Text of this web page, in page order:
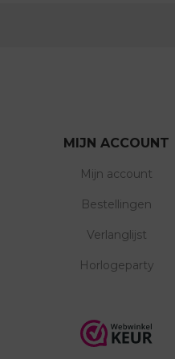
MIJN ACCOUNT
Mijn account
Bestellingen
Verlanglijst
Horlogeparty